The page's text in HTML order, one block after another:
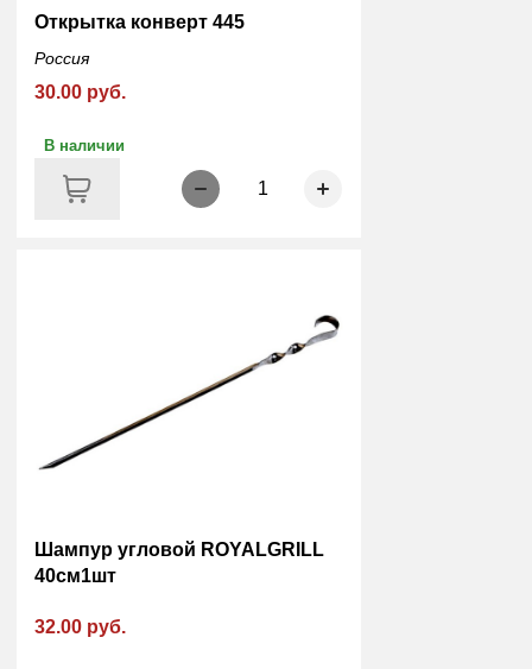
Открытка конверт 445
Россия
30.00 руб.
В наличии
1
Шампур угловой ROYALGRILL
40см1шт
32.00 руб.